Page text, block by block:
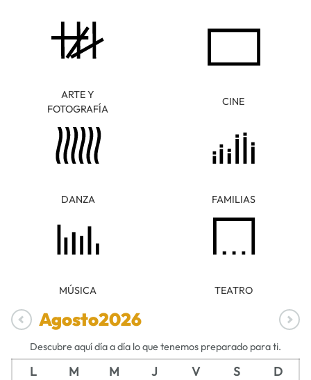
ARTE Y
FOTOGRAFÍA
CINE
DANZA FAMILIAS
MÚSICA TEATRO
Agosto2026
Descubre aquí día a día lo que tenemos preparado para ti.
L M M J V S D